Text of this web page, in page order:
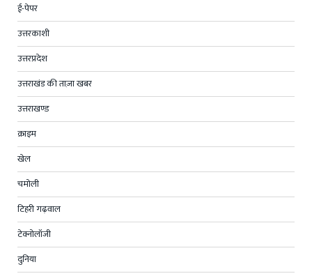
ई-पेपर
उत्तरकाशी
उत्तरप्रदेश
उत्तराखंड की ताज़ा खबर
उत्तराखण्ड
क्राइम
खेल
चमोली
टिहरी गढ़वाल
टेक्नोलॉजी
दुनिया